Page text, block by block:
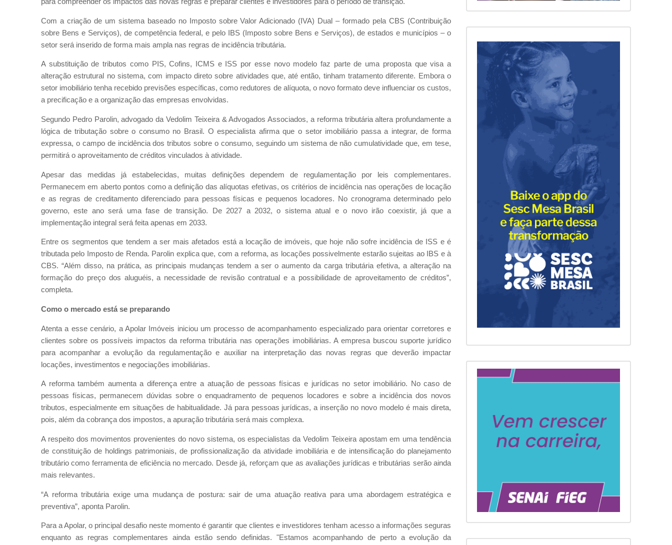
Com a criação de um sistema baseado no Imposto sobre Valor Adicionado (IVA) Dual – formado pela CBS (Contribuição
sobre Bens e Serviços), de competência federal, e pelo IBS (Imposto sobre Bens e Serviços), de estados e municípios – o
setor será inserido de forma mais ampla nas regras de incidência tributária.
A substituição de tributos como PIS, Cofins, ICMS e ISS por esse novo modelo faz parte de uma proposta que visa a
alteração estrutural no sistema, com impacto direto sobre atividades que, até então, tinham tratamento diferente. Embora o
setor imobiliário tenha recebido previsões específicas, como redutores de alíquota, o novo formato deve influenciar os custos,
a precificação e a organização das empresas envolvidas.
Segundo Pedro Parolin, advogado da Vedolim Teixeira & Advogados Associados, a reforma tributária altera profundamente a
lógica de tributação sobre o consumo no Brasil. O especialista afirma que o setor imobiliário passa a integrar, de forma
expressa, o campo de incidência dos tributos sobre o consumo, seguindo um sistema de não cumulatividade que, em tese,
permitirá o aproveitamento de créditos vinculados à atividade.
Apesar das medidas já estabelecidas, muitas definições dependem de regulamentação por leis complementares.
Permanecem em aberto pontos como a definição das alíquotas efetivas, os critérios de incidência nas operações de locação
e as regras de creditamento diferenciado para pessoas físicas e pequenos locadores. No cronograma determinado pelo
governo, este ano será uma fase de transição. De 2027 a 2032, o sistema atual e o novo irão coexistir, já que a
implementação integral será feita apenas em 2033.
Entre os segmentos que tendem a ser mais afetados está a locação de imóveis, que hoje não sofre incidência de ISS e é
tributada pelo Imposto de Renda. Parolin explica que, com a reforma, as locações possivelmente estarão sujeitas ao IBS e à
CBS. “Além disso, na prática, as principais mudanças tendem a ser o aumento da carga tributária efetiva, a alteração na
formação do preço dos aluguéis, a necessidade de revisão contratual e a possibilidade de aproveitamento de créditos”,
completa.
Como o mercado está se preparando
Atenta a esse cenário, a Apolar Imóveis iniciou um processo de acompanhamento especializado para orientar corretores e
clientes sobre os possíveis impactos da reforma tributária nas operações imobiliárias. A empresa buscou suporte jurídico
para acompanhar a evolução da regulamentação e auxiliar na interpretação das novas regras que deverão impactar
locações, investimentos e negociações imobiliárias.
A reforma também aumenta a diferença entre a atuação de pessoas físicas e jurídicas no setor imobiliário. No caso de
pessoas físicas, permanecem dúvidas sobre o enquadramento de pequenos locadores e sobre a incidência dos novos
tributos, especialmente em situações de habitualidade. Já para pessoas jurídicas, a inserção no novo modelo é mais direta,
pois, além da cobrança dos impostos, a apuração tributária será mais complexa.
A respeito dos movimentos provenientes do novo sistema, os especialistas da Vedolim Teixeira apostam em uma tendência
de constituição de holdings patrimoniais, de profissionalização da atividade imobiliária e de intensificação do planejamento
tributário como ferramenta de eficiência no mercado. Desde já, reforçam que as avaliações jurídicas e tributárias serão ainda
mais relevantes.
“A reforma tributária exige uma mudança de postura: sair de uma atuação reativa para uma abordagem estratégica e
preventiva”, aponta Parolin.
Para a Apolar, o principal desafio neste momento é garantir que clientes e investidores tenham acesso a informações seguras
enquanto as regras complementares ainda estão sendo definidas. "Estamos acompanhando de perto a evolução da